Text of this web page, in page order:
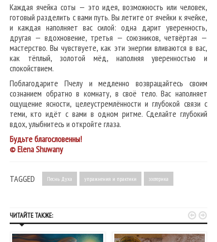
Каждая ячейка соты — это идея, возможность или человек,
готовый разделить с вами путь. Вы летите от ячейки к ячейке,
и каждая наполняет вас силой: одна дарит уверенность,
другая — вдохновение, третья — союзников, четвёртая —
мастерство. Вы чувствуете, как эти энергии вливаются в вас,
как тёплый, золотой мёд, наполняя уверенностью и
спокойствием.
Поблагодарите Пчелу и медленно возвращайтесь своим
сознанием обратно в комнату, в своё тело. Вас наполняет
ощущение ясности, целеустремлённости и глубокой связи с
теми, кто идёт с вами в одном ритме. Сделайте глубокий
вдох, улыбнитесь и откройте глаза.
Будьте благословенны!
© Elena Shuwany
TAGGED Песнь Духа упражнения и практики эзотерика
ЧИТАЙТЕ ТАКЖЕ:  